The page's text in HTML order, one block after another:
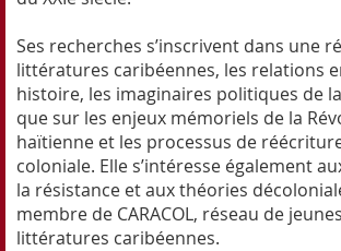
Ses recherches s’inscrivent dans une
littératures caribéennes, les relations
histoire, les imaginaires politiques de
que sur les enjeux mémoriels de la
haïtienne et les processus de
coloniale. Elle s’intéresse également
la résistance et aux théories
membre de CARACOL, réseau de
littératures caribéennes.